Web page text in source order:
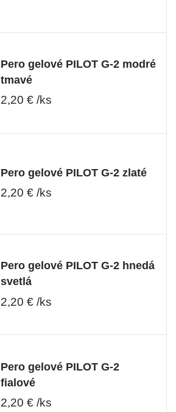
Pero gelové PILOT G-2 modré
tmavé
2,20 € /ks
Pero gelové PILOT G-2 zlaté
2,20 € /ks
Pero gelové PILOT G-2 hnedá
svetlá
2,20 € /ks
Pero gelové PILOT G-2
fialové
2,20 € /ks